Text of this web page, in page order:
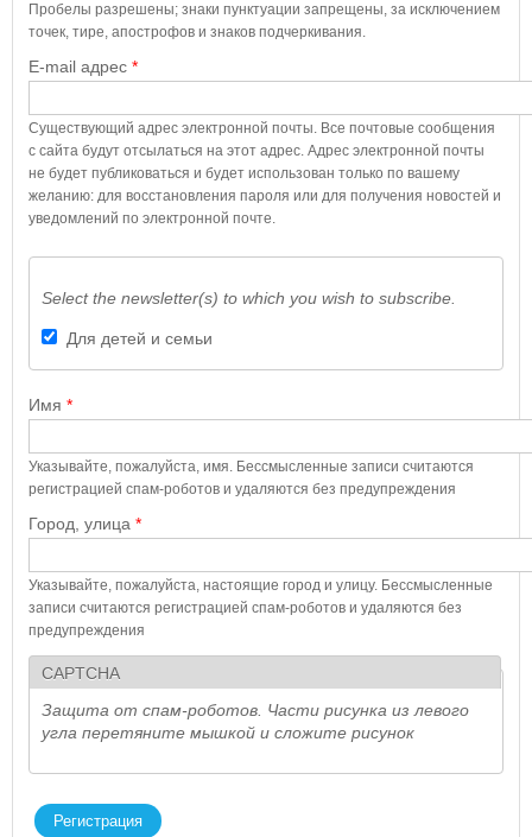
Пробелы разрешены; знаки пунктуации запрещены, за исключением
точек, тире, апострофов и знаков подчеркивания.
E-mail адрес *
Существующий адрес электронной почты. Все почтовые сообщения
с сайта будут отсылаться на этот адрес. Адрес электронной почты
не будет публиковаться и будет использован только по вашему
желанию: для восстановления пароля или для получения новостей и
уведомлений по электронной почте.
Select the newsletter(s) to which you wish to subscribe.
Для детей и семьи
Имя *
Указывайте, пожалуйста, имя. Бессмысленные записи считаются
регистрацией спам-роботов и удаляются без предупреждения
Город, улица *
Указывайте, пожалуйста, настоящие город и улицу. Бессмысленные
записи считаются регистрацией спам-роботов и удаляются без
предупреждения
CAPTCHA
Защита от спам-роботов. Части рисунка из левого
угла перетяните мышкой и сложите рисунок